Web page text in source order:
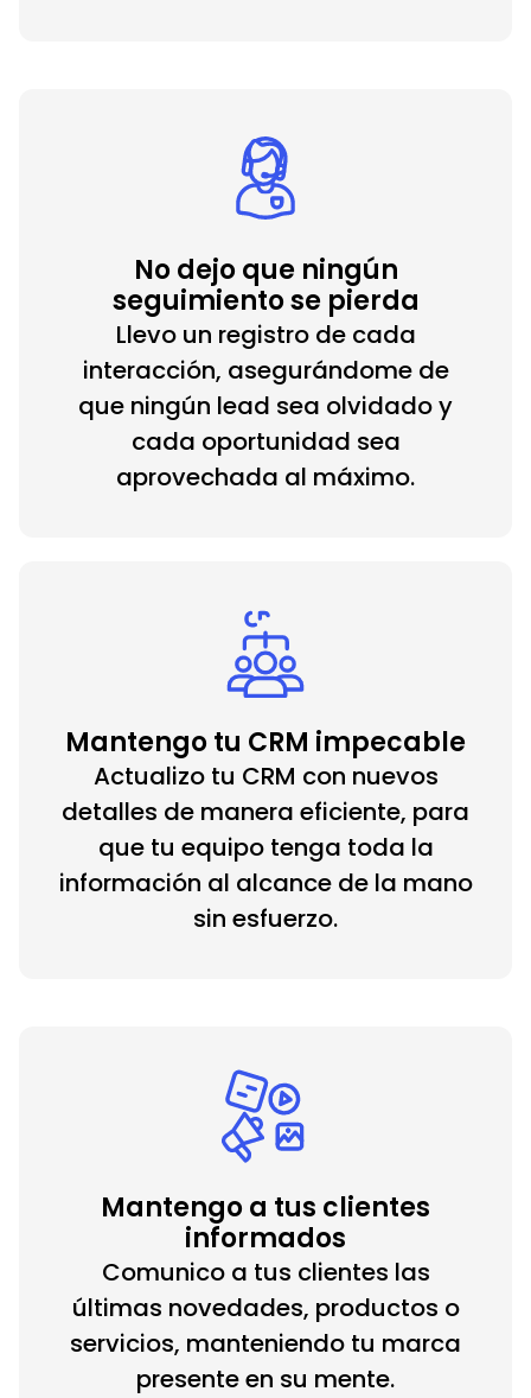
No dejo que ningún
seguimiento se pierda
Llevo un registro de cada
interacción, asegurándome de
que ningún lead sea olvidado y
cada oportunidad sea
aprovechada al máximo.
Mantengo tu CRM impecable
Actualizo tu CRM con nuevos
detalles de manera eficiente, para
que tu equipo tenga toda la
información al alcance de la mano
sin esfuerzo.
Mantengo a tus clientes
informados
Comunico a tus clientes las
últimas novedades, productos o
servicios, manteniendo tu marca
presente en su mente.